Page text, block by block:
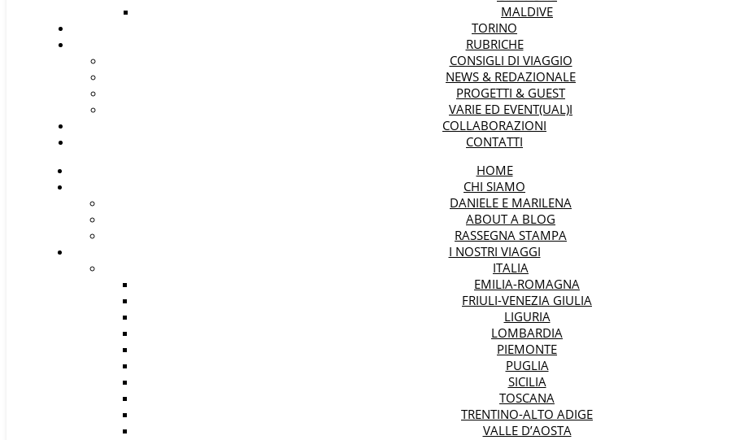
MALDIVE
TORINO
RUBRICHE
CONSIGLI DI VIAGGIO
NEWS & REDAZIONALE
PROGETTI & GUEST
VARIE ED EVENT(UAL)I
COLLABORAZIONI
CONTATTI
HOME
CHI SIAMO
DANIELE E MARILENA
ABOUT A BLOG
RASSEGNA STAMPA
I NOSTRI VIAGGI
ITALIA
EMILIA-ROMAGNA
FRIULI-VENEZIA GIULIA
LIGURIA
LOMBARDIA
PIEMONTE
PUGLIA
SICILIA
TOSCANA
TRENTINO-ALTO ADIGE
VALLE D’AOSTA